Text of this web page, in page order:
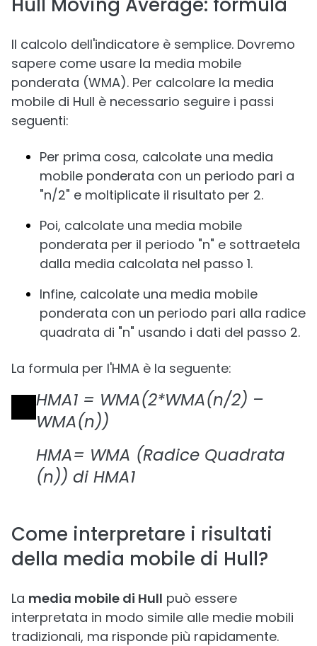
Il calcolo dell'indicatore è semplice. Dovremo
sapere come usare la media mobile
ponderata (WMA). Per calcolare la media
mobile di Hull è necessario seguire i passi
seguenti:
Per prima cosa, calcolate una media
mobile ponderata con un periodo pari a
"n/2" e moltiplicate il risultato per 2.
Poi, calcolate una media mobile
ponderata per il periodo "n" e sottraetela
dalla media calcolata nel passo 1.
Infine, calcolate una media mobile
ponderata con un periodo pari alla radice
quadrata di "n" usando i dati del passo 2.
La formula per l'HMA è la seguente:
HMA1 = WMA(2*WMA(n/2) –
WMA(n))
HMA= WMA (Radice Quadrata
(n)) di HMA1
Come interpretare i risultati
della media mobile di Hull?
La media mobile di Hull può essere
interpretata in modo simile alle medie mobili
tradizionali, ma risponde più rapidamente.